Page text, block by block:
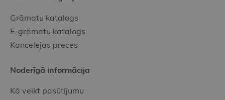
Grāmatu katalogs
E-grāmatu katalogs
Kancelejas preces
Noderīgā informācija
Kā veikt pasūtījumu